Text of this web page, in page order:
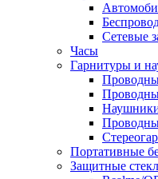
Сетевые
Часы
Гарнитуры и
Портативные
Защитные